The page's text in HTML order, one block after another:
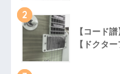
2
【コード
【ドクタ